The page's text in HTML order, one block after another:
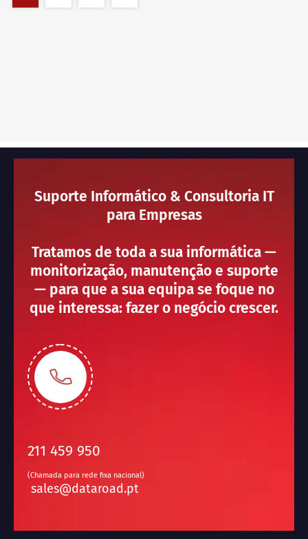
Suporte Informático & Consultoria IT
para Empresas
Tratamos de toda a sua informática —
monitorização, manutenção e suporte
— para que a sua equipa se foque no
que interessa: fazer o negócio crescer.
211 459 950
(Chamada para rede fixa nacional)
sales@dataroad.pt